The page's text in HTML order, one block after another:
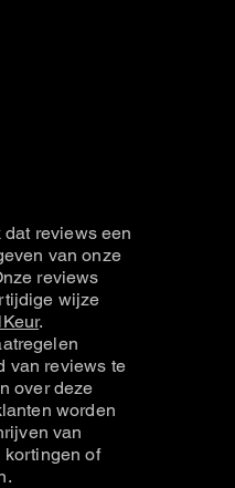
reviews een
van onze
reviews
wijze
.
van reviews te
over deze
worden
van
kortingen of